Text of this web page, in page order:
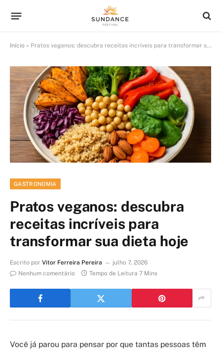
Início » Pratos veganos: descubra receitas incríveis para transformar sua dieta hoje
GASTRONOMIA
Pratos veganos: descubra
receitas incríveis para
transformar sua dieta hoje
Escrito por Vitor Ferreira Pereira
julho 7, 2026
Nenhum comentário
Tempo de Leitura 7 Mins
Você já parou para pensar por que tantas pessoas têm